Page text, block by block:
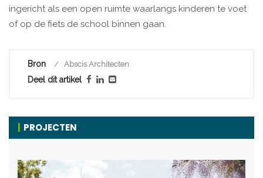
ingericht als een open ruimte waarlangs kinderen te voet
of op de fiets de school binnen gaan.
Bron Abscis Architecten
Deel dit artikel
PROJECTEN